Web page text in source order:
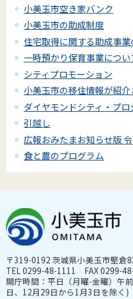
小美玉市空き家バンク
小美玉市の助成制度
住宅取得に関する助成事
一時預かり保育事業につい
シティプロモーション
小美玉市の移住情報が紹介
ダイヤモンドシティ・プロ
引越し
広報おみたまお知らせ版
食と農のプログラム
〒319-0192 茨城県小美玉市堅倉
TEL 0299-48-1111 FAX 0299-
開庁時間：平日（月曜-金曜）午
日、12月29日から1月3日を除く)